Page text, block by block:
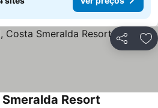
Partilhar
Resort